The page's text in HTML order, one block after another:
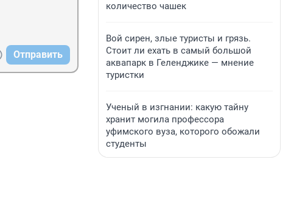
Отправить
количество чашек
Вой сирен, злые туристы и грязь.
Стоит ли ехать в самый большой
аквапарк в Геленджике — мнение
туристки
Ученый в изгнании: какую тайну
хранит могила профессора
уфимского вуза, которого обожали
студенты